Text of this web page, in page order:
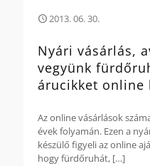
2013. 06. 30.
Nyári vásárlás,
vegyünk
árucikket online
Az online vásárlások
évek folyamán. Ezen a
készülő figyeli az online
hogy fürdőruhát, […]